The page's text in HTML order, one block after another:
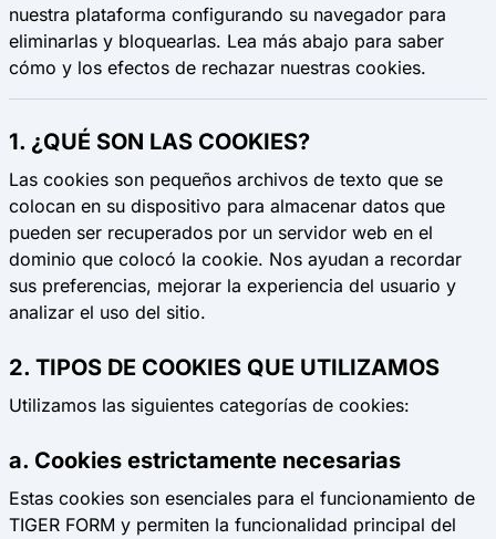
nuestra plataforma configurando su navegador para
eliminarlas y bloquearlas. Lea más abajo para saber
cómo y los efectos de rechazar nuestras cookies.
1. ¿QUÉ SON LAS COOKIES?
Las cookies son pequeños archivos de texto que se
colocan en su dispositivo para almacenar datos que
pueden ser recuperados por un servidor web en el
dominio que colocó la cookie. Nos ayudan a recordar
sus preferencias, mejorar la experiencia del usuario y
analizar el uso del sitio.
2. TIPOS DE COOKIES QUE UTILIZAMOS
Utilizamos las siguientes categorías de cookies:
a. Cookies estrictamente necesarias
Estas cookies son esenciales para el funcionamiento de
TIGER FORM y permiten la funcionalidad principal del